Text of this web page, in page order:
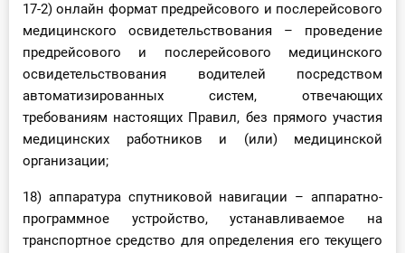
17-2) онлайн формат предрейсового и послерейсового
медицинского освидетельствования – проведение
предрейсового и послерейсового медицинского
освидетельствования водителей посредством
автоматизированных систем, отвечающих
требованиям настоящих Правил, без прямого участия
медицинских работников и (или) медицинской
организации;
18) аппаратура спутниковой навигации – аппаратно-
программное устройство, устанавливаемое на
транспортное средство для определения его текущего